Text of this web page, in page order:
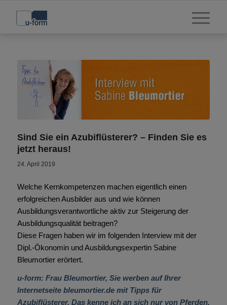
Sind Sie ein Azubiflüsterer? – Finden Sie es
jetzt heraus!
24. April 2019
Welche Kernkompetenzen machen eigentlich einen
erfolgreichen Ausbilder aus und wie können
Ausbildungsverantwortliche aktiv zur Steigerung der
Ausbildungsqualität beitragen?
Diese Fragen haben wir im folgenden Interview mit der
Dipl.-Ökonomin und Ausbildungsexpertin Sabine
Bleumortier erörtert.
u-form: Frau Bleumortier, Sie werben auf Ihrer
Internetseite bleumortier.de mit Tipps für
Azubiflüsterer. Das kenne ich an sich nur von Pferden.